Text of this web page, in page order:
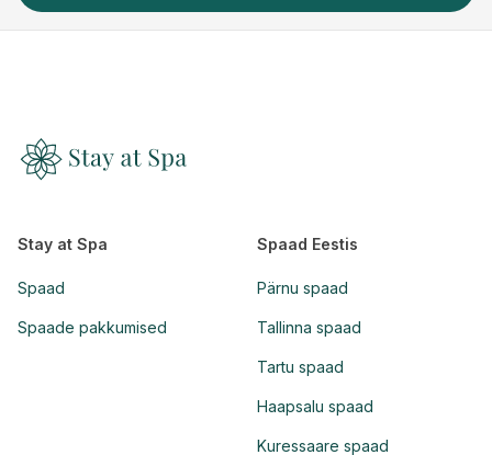
Stay at Spa
Spaad
Spaade pakkumised
Spaad Eestis
Pärnu spaad
Tallinna spaad
Tartu spaad
Haapsalu spaad
Kuressaare spaad